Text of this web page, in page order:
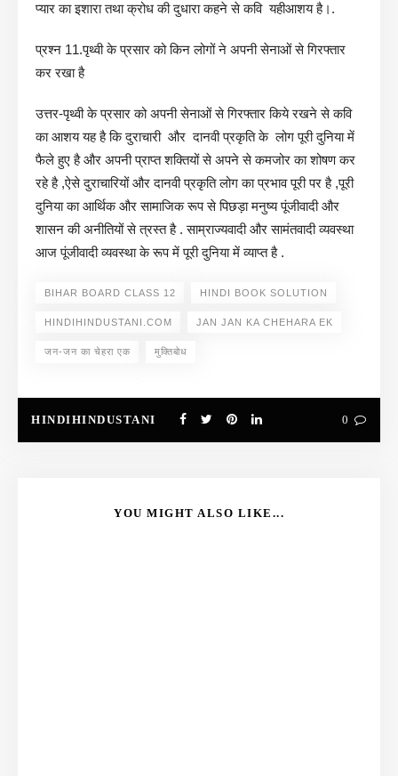
प्यार का इशारा तथा क्रोध की दुधारा कहने से कवि यहीआशय है।.
प्रश्न 11.पृथ्वी के प्रसार को किन लोगों ने अपनी सेनाओं से गिरफ्तार
कर रखा है
उत्तर-पृथ्वी के प्रसार को अपनी सेनाओं से गिरफ्तार किये रखने से कवि
का आशय यह है कि दुराचारी और दानवी प्रकृति के लोग पूरी दुनिया में
फैले हुए है और अपनी प्राप्त शक्तियों से अपने से कमजोर का शोषण कर
रहे है ,ऐसे दुराचारियों और दानवी प्रकृति लोग का प्रभाव पूरी पर है ,पूरी
दुनिया का आर्थिक और सामाजिक रूप से पिछड़ा मनुष्य पूंजीवादी और
शासन की अनीतियों से त्रस्त है . साम्राज्यवादी और सामंतवादी व्यवस्था
आज पूंजीवादी व्यवस्था के रूप में पूरी दुनिया में व्याप्त है .
BIHAR BOARD CLASS 12 HINDI BOOK SOLUTION
HINDIHINDUSTANI.COM JAN JAN KA CHEHARA EK
जन-जन का चेहरा एक मुक्तिबोध
HINDIHINDUSTANI 0
YOU MIGHT ALSO LIKE...